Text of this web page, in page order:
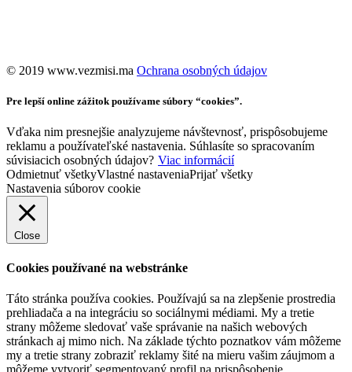
©️ 2019 www.vezmisi.ma Ochrana osobných údajov
Pre lepší online zážitok používame súbory “cookies”.
Vďaka nim presnejšie analyzujeme návštevnosť, prispôsobujeme
reklamu a používateľské nastavenia. Súhlasíte so spracovaním
súvisiacich osobných údajov? Viac informácií
Odmietnuť všetkyVlastné nastaveniaPrijať všetky
Nastavenia súborov cookie
Close
Cookies používané na webstránke
Táto stránka používa cookies. Používajú sa na zlepšenie prostredia
prehliadača a na integráciu so sociálnymi médiami. My a tretie
strany môžeme sledovať vaše správanie na našich webových
stránkach aj mimo nich. Na základe týchto poznatkov vám môžeme
my a tretie strany zobraziť reklamy šité na mieru vašim záujmom a
môžeme vytvoriť segmentovaný profil na prispôsobenie